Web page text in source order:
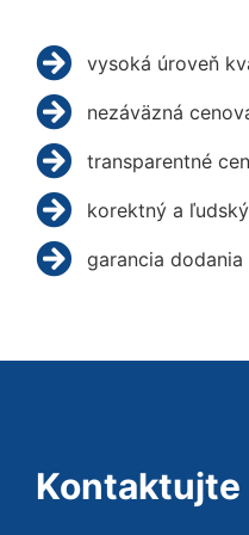
vysoká úroveň
nezáväzná
transparentné
korektný a
garancia
Kontaktujte